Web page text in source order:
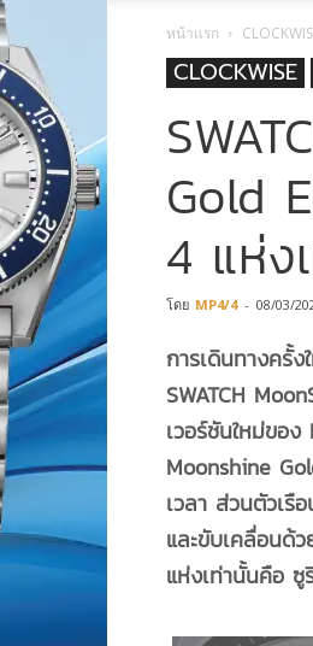
หน้าแรก
CLOCKWISE
Gold
4 แห่ง
โดย MP4/4 - 08/03/
การเดินทางครั้ง
SWATCH
เวอร์ชันใหม่ของ
Moonshine
เวลา ส่วนตัวเ
และขับเคลื่อนด้
แห่งเท่านั้นคือ